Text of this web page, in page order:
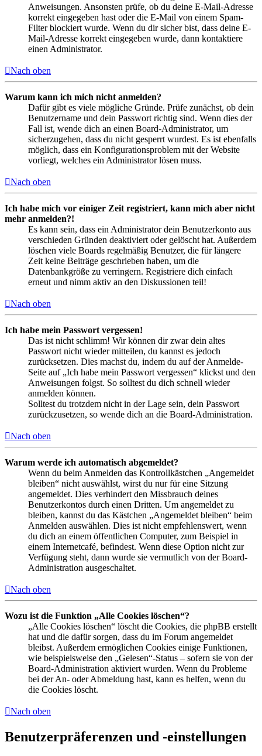
Anweisungen. Ansonsten prüfe, ob du deine E-Mail-Adresse
korrekt eingegeben hast oder die E-Mail von einem Spam-
Filter blockiert wurde. Wenn du dir sicher bist, dass deine E-
Mail-Adresse korrekt eingegeben wurde, dann kontaktiere
einen Administrator.
Nach oben
Warum kann ich mich nicht anmelden?
Dafür gibt es viele mögliche Gründe. Prüfe zunächst, ob dein
Benutzername und dein Passwort richtig sind. Wenn dies der
Fall ist, wende dich an einen Board-Administrator, um
sicherzugehen, dass du nicht gesperrt wurdest. Es ist ebenfalls
möglich, dass ein Konfigurationsproblem mit der Website
vorliegt, welches ein Administrator lösen muss.
Nach oben
Ich habe mich vor einiger Zeit registriert, kann mich aber nicht
mehr anmelden?!
Es kann sein, dass ein Administrator dein Benutzerkonto aus
verschieden Gründen deaktiviert oder gelöscht hat. Außerdem
löschen viele Boards regelmäßig Benutzer, die für längere
Zeit keine Beiträge geschrieben haben, um die
Datenbankgröße zu verringern. Registriere dich einfach
erneut und nimm aktiv an den Diskussionen teil!
Nach oben
Ich habe mein Passwort vergessen!
Das ist nicht schlimm! Wir können dir zwar dein altes
Passwort nicht wieder mitteilen, du kannst es jedoch
zurücksetzen. Dies machst du, indem du auf der Anmelde-
Seite auf „Ich habe mein Passwort vergessen“ klickst und den
Anweisungen folgst. So solltest du dich schnell wieder
anmelden können.
Solltest du trotzdem nicht in der Lage sein, dein Passwort
zurückzusetzen, so wende dich an die Board-Administration.
Nach oben
Warum werde ich automatisch abgemeldet?
Wenn du beim Anmelden das Kontrollkästchen „Angemeldet
bleiben“ nicht auswählst, wirst du nur für eine Sitzung
angemeldet. Dies verhindert den Missbrauch deines
Benutzerkontos durch einen Dritten. Um angemeldet zu
bleiben, kannst du das Kästchen „Angemeldet bleiben“ beim
Anmelden auswählen. Dies ist nicht empfehlenswert, wenn
du dich an einem öffentlichen Computer, zum Beispiel in
einem Internetcafé, befindest. Wenn diese Option nicht zur
Verfügung steht, dann wurde sie vermutlich von der Board-
Administration ausgeschaltet.
Nach oben
Wozu ist die Funktion „Alle Cookies löschen“?
„Alle Cookies löschen“ löscht die Cookies, die phpBB erstellt
hat und die dafür sorgen, dass du im Forum angemeldet
bleibst. Außerdem ermöglichen Cookies einige Funktionen,
wie beispielsweise den „Gelesen“-Status – sofern sie von der
Board-Administration aktiviert wurden. Wenn du Probleme
bei der An- oder Abmeldung hast, kann es helfen, wenn du
die Cookies löscht.
Nach oben
Benutzerpräferenzen und -einstellungen